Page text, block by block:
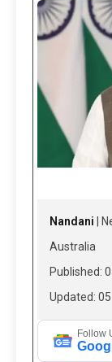
Nandani |
Australia
Published:
Updated:
Follow